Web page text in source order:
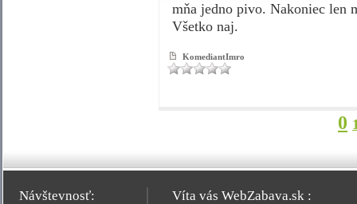
mňa jedno pivo. Nakoniec len
Všetko naj.
KomediantImro
0
Návštevnosť: Víta vás WebZabava.sk :